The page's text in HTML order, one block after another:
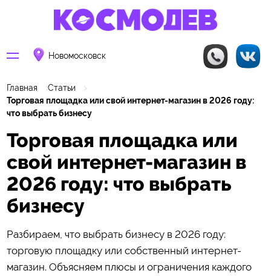
Новомосковск
Главная
Статьи
Торговая площадка или свой интернет-магазин в 2026 году:
что выбрать бизнесу
Торговая площадка или
свой интернет-магазин в
2026 году: что выбрать
бизнесу
Разбираем, что выбрать бизнесу в 2026 году:
торговую площадку или собственный интернет-
магазин. Объясняем плюсы и ограничения каждого